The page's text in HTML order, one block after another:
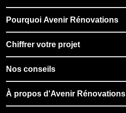
Pourquoi Avenir Rénovations
Chiffrer votre projet
Nos conseils
À propos d'Avenir Rénovations